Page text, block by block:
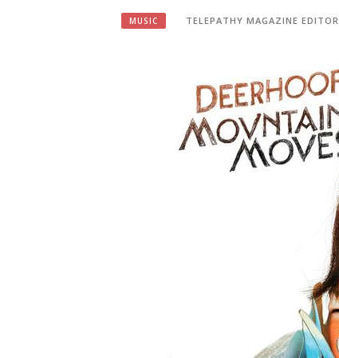
MUSIC TELEPATHY MAGAZINE EDITOR